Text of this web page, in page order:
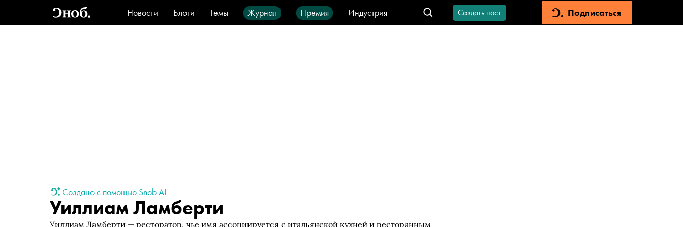
Новости Блоги Темы Журнал Премия
Индустрия
Стиль
Видео Город IT-продукты
Создать пост Подписаться
Создано с помощью Snob AI
Уиллиам Ламберти
Уиллиам Ламберти — ресторатор, чье имя ассоциируется с итальянской кухней и ресторанным